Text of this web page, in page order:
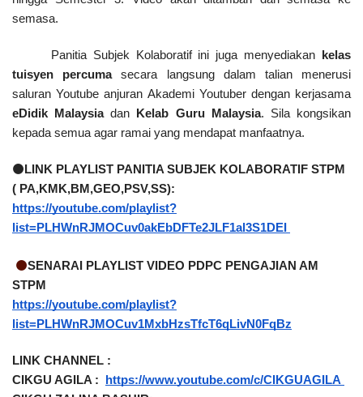
semasa.
Panitia Subjek Kolaboratif ini juga menyediakan
kelas
tuisyen percuma secara langsung dalam talian menerusi
saluran Youtube anjuran Akademi Youtuber dengan kerjasama
eDidik
Malaysia dan Kelab Guru Malaysia. Sila kongsikan
kepada semua agar ramai yang mendapat manfaatnya.
🟠LINK PLAYLIST PANITIA SUBJEK KOLABORATIF STPM
( PA,KMK,BM,GEO,PSV,SS):
https://youtube.com/playlist?
list=PLHWnRJMOCuv0akEbDFTe2JLF1al3S1DEI
🟠SENARAI PLAYLIST VIDEO PDPC PENGAJIAN AM
STPM
https://youtube.com/playlist?
list=PLHWnRJMOCuv1MxbHzsTfcT6qLivN0FqBz
LINK CHANNEL :
CIKGU AGILA :
https://www.youtube.com/c/CIKGUAGILA